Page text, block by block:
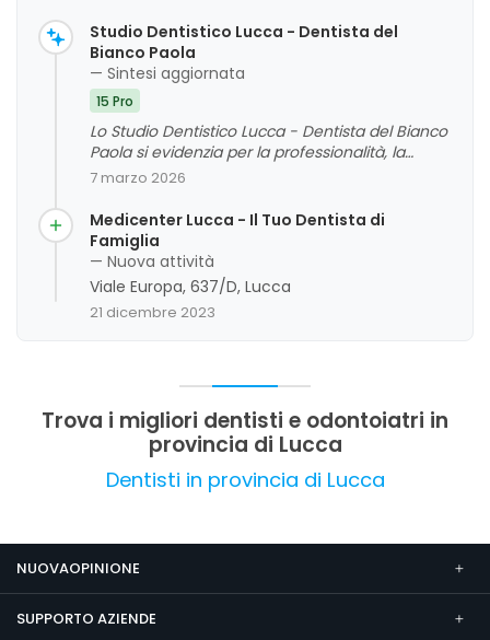
Studio Dentistico Lucca - Dentista del
Bianco Paola
— Sintesi aggiornata
15 Pro
Lo Studio Dentistico Lucca - Dentista del Bianco
Paola si evidenzia per la professionalità, la
cortesia e l'attenzione al comfort dei clienti, che
pulito e rilassante. La maggior parte delle
recensioni sottolinea risultati soddisfacenti,
come trattamenti senza dolore e risultati estetici
positivi. Si riscontrano anche commenti positivi
sulla competenza dello staff e sulla gestione
efficace degli appuntamenti, contribuendo a un
7 marzo 2026
Medicenter Lucca - Il Tuo Dentista di
Famiglia
— Nuova attività
Viale Europa, 637/D, Lucca
21 dicembre 2023
Trova i migliori dentisti e odontoiatri in
provincia di Lucca
Dentisti in provincia di Lucca
NUOVAOPINIONE
SUPPORTO AZIENDE